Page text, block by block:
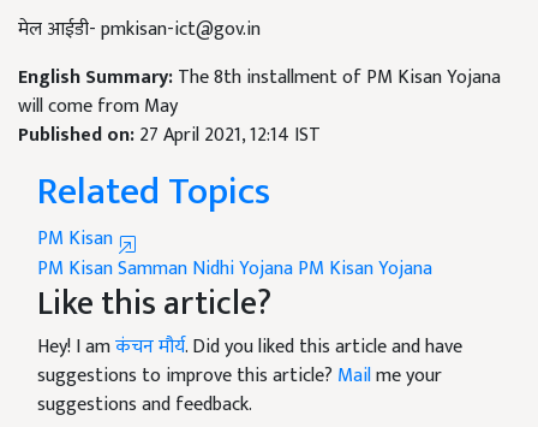
मेल आईडी-pmkisan-ict@gov.in
English Summary:The 8th installment of PM Kisan Yojana
will come from May
Published on:27 April 2021, 12:14 IST
Related Topics
PM Kisan
PM Kisan Samman Nidhi YojanaPM Kisan Yojana
Like this article?
Hey! I amकंचन मौर्य. Did you liked this article and have
suggestions to improve this article? Mailme your
suggestions and feedback.